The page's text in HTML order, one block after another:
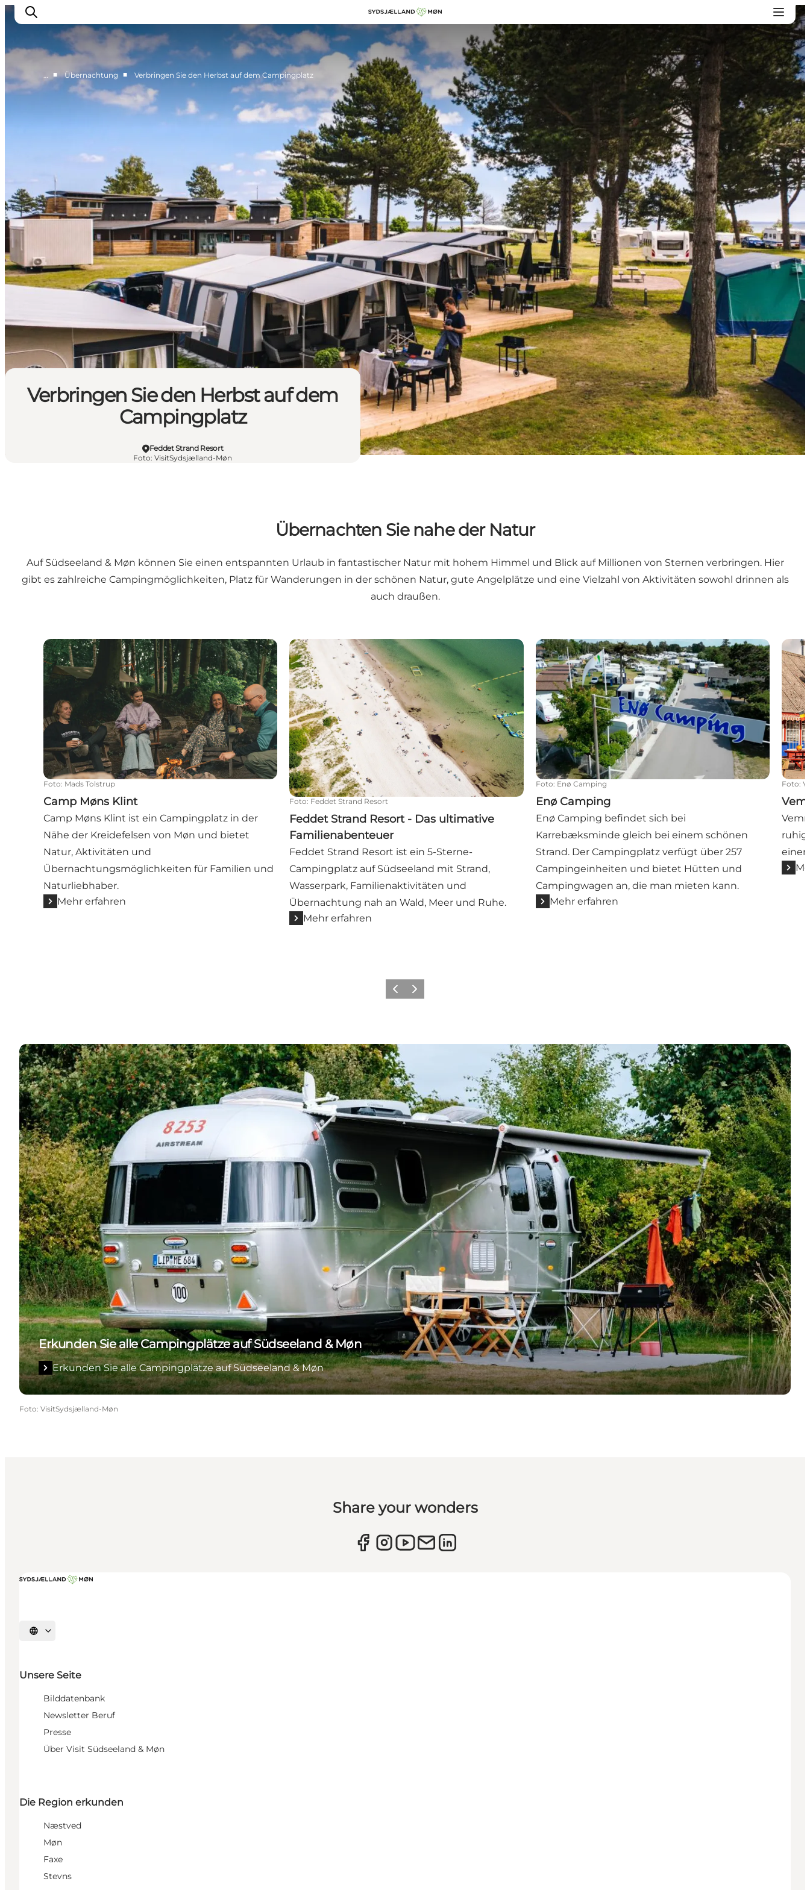
Reise planen
… ■ Übernachtung ■ Verbringen Sie den Herbst auf dem Campingplatz
Verbringen Sie den Herbst auf dem
Campingplatz
Feddet Strand Resort
Foto: VisitSydsjælland-Møn
Übernachten Sie nahe der Natur
Auf Südseeland & Møn können Sie einen entspannten Urlaub in fantastischer Natur mit hohem Himmel und Blick auf Millionen von Sternen verbringen. Hier
gibt es zahlreiche Campingmöglichkeiten, Platz für Wanderungen in der schönen Natur, gute Angelplätze und eine Vielzahl von Aktivitäten sowohl drinnen als
auch draußen.
Camp Møns Klint
Foto: Mads Tolstrup
Camp Møns Klint
Camp Møns Klint ist ein Campingplatz in der
Nähe der Kreidefelsen von Møn und bietet
Natur, Aktivitäten und
Übernachtungsmöglichkeiten für Familien und
Naturliebhaber.
Mehr erfahren
Feddet Strand Resort - Das ultimative Familienabenteuer
Foto: Feddet Strand Resort
Feddet Strand Resort - Das ultimative
Familienabenteuer
Feddet Strand Resort ist ein 5-Sterne-
Campingplatz auf Südseeland mit Strand,
Wasserpark, Familienaktivitäten und
Übernachtung nah an Wald, Meer und Ruhe.
Mehr erfahren
Enø Camping
Foto: Enø Camping
Enø Camping
Enø Camping befindet sich bei
Karrebæksminde gleich bei einem schönen
Strand. Der Campingplatz verfügt über 257
Campingeinheiten und bietet Hütten und
Campingwagen an, die man mieten kann.
Mehr erfahren
Foto:
ZurückWeiter
Erkunden Sie alle Campingplätze auf Südseeland & Møn
Erkunden Sie alle Campingplätze auf Südseeland & Møn
Erkunden Sie alle Campingplätze auf Südseeland & Møn
Foto: VisitSydsjælland-Møn
Share your wonders
Sprache auswählen
Unsere Seite
Bilddatenbank
Newsletter Beruf
Presse
Über Visit Südseeland & Møn
Die Region erkunden
Næstved
Møn
Faxe
Stevns